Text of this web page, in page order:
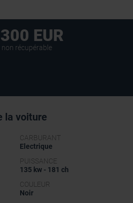
EUR
non récupérable
la voiture
CARBURANT
Electrique
PUISSANCE
135 kw - 181 ch
COULEUR
Noir